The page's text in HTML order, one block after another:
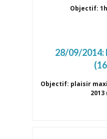
Objectif:
28/09/2014:
Objectif: plaisir
2013